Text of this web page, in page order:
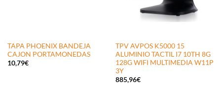
TAPA PHOENIX BANDEJA
CAJON PORTAMONEDAS
10,79€
TPV AVPOS K5000 15
ALUMINIO TACTIL I7 10TH 8G
128G WIFI MULTIMEDIA W11P
3Y
885,96€